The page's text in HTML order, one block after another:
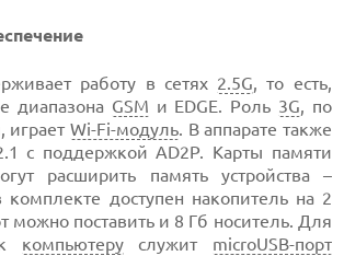
работу в сетях 2.5G, то есть,
диапазона GSM и EDGE. Роль 3G, по
играет Wi-Fi-модуль. В аппарате также
с поддержкой AD2P. Карты памяти
расширить память устройства –
комплекте доступен накопитель на 2
можно поставить и 8 Гб носитель. Для
компьютеруслужит microUSB-порт